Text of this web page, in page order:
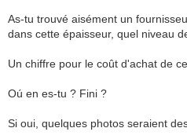
As-tu trouvé aisément un
dans cette épaisseur, quel niveau
Un chiffre pour le coût d'achat de
Oú en es-tu ? Fini ?
Si oui, quelques photos seraient